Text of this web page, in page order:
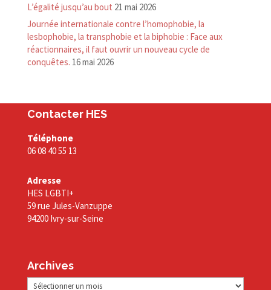
L’égalité jusqu’au bout 21 mai 2026
Journée internationale contre l’homophobie, la
lesbophobie, la transphobie et la biphobie : Face aux
réactionnaires, il faut ouvrir un nouveau cycle de
conquêtes. 16 mai 2026
Contacter HES
Téléphone
06 08 40 55 13
Adresse
HES LGBTI+
59 rue Jules-Vanzuppe
94200 Ivry-sur-Seine
Archives
Archives